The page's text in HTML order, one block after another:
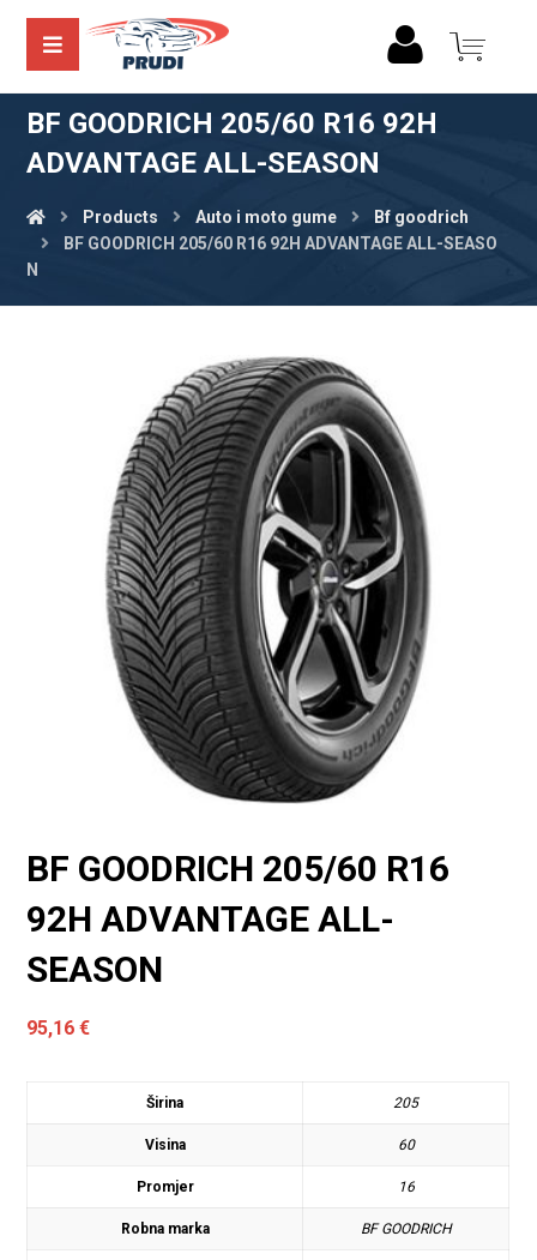
BF GOODRICH 205/60 R16 92H
ADVANTAGE ALL-SEASON
Products Auto i moto gume
Bf goodrich
BF GOODRICH 205/60 R16 92H ADVANTAGE ALL-SEASO
N
BF GOODRICH 205/60 R16
92H ADVANTAGE ALL-
SEASON
95,16€
Širina 205
Visina 60
Promjer 16
Robna marka BF GOODRICH